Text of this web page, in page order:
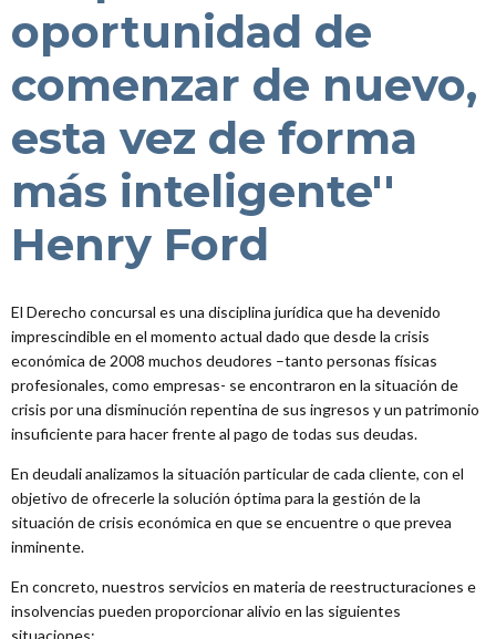
oportunidad de
comenzar de nuevo,
esta vez de forma
más inteligente''
Henry Ford
El Derecho concursal es una disciplina jurídica que ha devenido
imprescindible en el momento actual dado que desde la crisis
económica de 2008 muchos deudores –tanto personas físicas
profesionales, como empresas- se encontraron en la situación de
crisis por una disminución repentina de sus ingresos y un patrimonio
insuficiente para hacer frente al pago de todas sus deudas.
En deudali analizamos la situación particular de cada cliente, con el
objetivo de ofrecerle la solución óptima para la gestión de la
situación de crisis económica en que se encuentre o que prevea
inminente.
En concreto, nuestros servicios en materia de reestructuraciones e
insolvencias pueden proporcionar alivio en las siguientes